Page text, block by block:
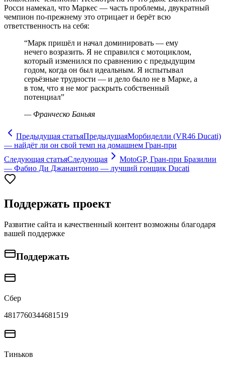
Росси намекал, что Маркес — часть проблемы, двукратный
чемпион по-прежнему это отрицает и берёт всю
ответственность на себя:
“Марк пришёл и начал доминировать — ему
нечего возразить. Я не справился с мотоциклом,
который изменился по сравнению с предыдущим
годом, когда он был идеальным. Я испытывал
серьёзные трудности — и дело было не в Марке, а
в том, что я не мог раскрыть собственный
потенциал”
— Франческо Баньяя
Предыдущая статьяПредыдущаяМорбиделли (VR46 Ducati)
— найдёт ли он свой темп на домашнем Гран-при
Следующая статьяСледующая
MotoGP, Гран-при Бразилии
— Фабио Ди Джанантонио — лучший гонщик Ducati
Поддержать проект
Развитие сайта и качественный контент возможны благодаря
вашей поддержке
Поддержать
Сбер
4817760344681519
Тиньков